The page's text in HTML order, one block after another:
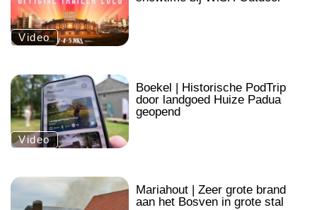
Video
.
Video
Boekel | Historische PodTrip
door landgoed Huize Padua
geopend
.
Mariahout | Zeer grote brand
aan het Bosven in grote stal